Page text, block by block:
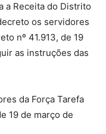
a Receita do Distrito
os servidores
nº 41.913, de 19
as instruções das
da Força Tarefa
19 de março de